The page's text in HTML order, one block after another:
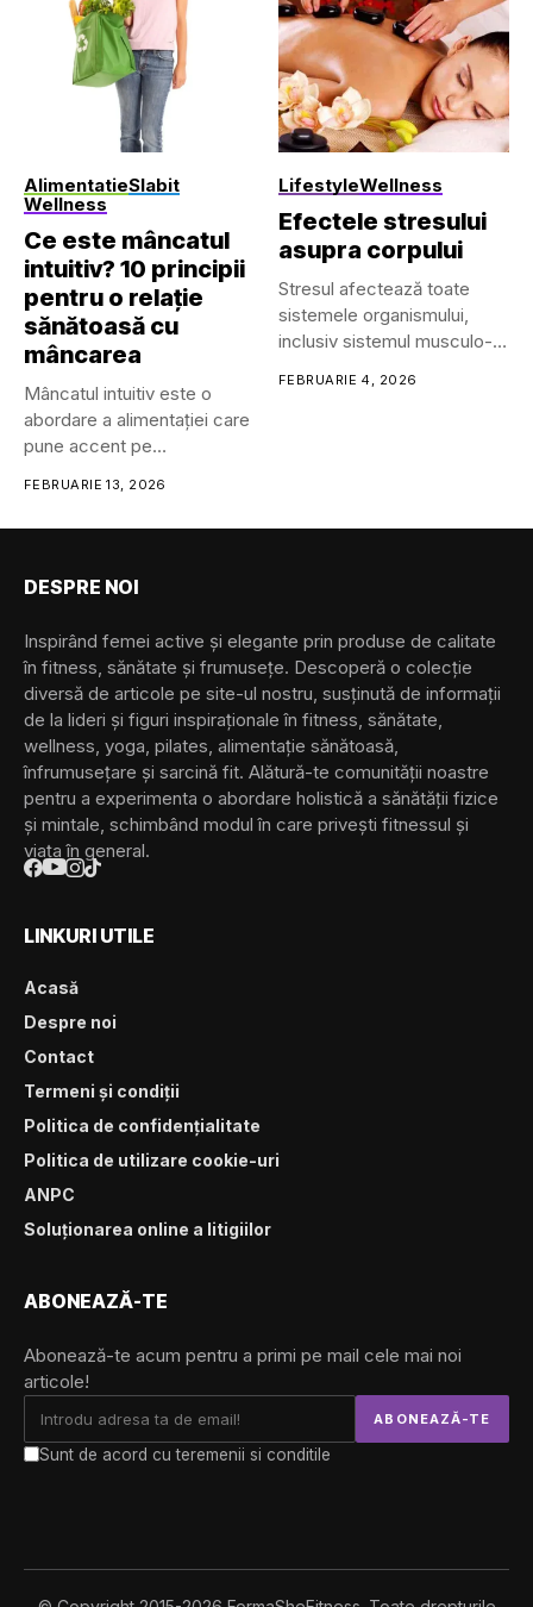
• Dispozitive cu prindere (clip-
on)
• Îmbrăcăminte inteligentă
• Ochelari și lentile de
contact inteligente
• Căști/headset-uri...
AlimentatieSlabit
Wellness
Ce este mâncatul
intuitiv? 10 principii
pentru o relație
sănătoasă cu
mâncarea
Mâncatul intuitiv este o
abordare a alimentației care
pune accent pe
FEBRUARIE 13, 2026
LifestyleWellness
Efectele stresului
asupra corpului
Stresul afectează toate
sistemele organismului,
inclusiv sistemul musculo-
cardiovascular, endocrin,
FEBRUARIE 4, 2026
DESPRE NOI
Inspirând femei active și elegante prin produse de calitate
în fitness, sănătate și frumusețe. Descoperă o colecție
diversă de articole pe site-ul nostru, susținută de informații
de la lideri și figuri inspiraționale în fitness, sănătate,
wellness, yoga, pilates, alimentație sănătoasă,
înfrumusețare și sarcină fit. Alătură-te comunității noastre
pentru a experimenta o abordare holistică a sănătății fizice
și mintale, schimbând modul în care privești fitnessul și
viața în general.
LINKURI UTILE
Acasă
Despre noi
Contact
Termeni și condiții
Politica de confidențialitate
Politica de utilizare cookie-uri
ANPC
Soluționarea online a litigiilor
ABONEAZĂ-TE
Abonează-te acum pentru a primi pe mail cele mai noi
articole!
Sunt de acord cu teremenii si conditile